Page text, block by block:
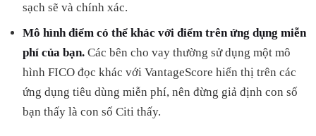
sạch sẽ và chính xác.
Mô hình điểm có thể khác với điểm trên ứng dụng miễn
phí của bạn. Các bên cho vay thường sử dụng một mô
hình FICO đọc khác với VantageScore hiển thị trên các
ứng dụng tiêu dùng miễn phí, nên đừng giả định con số
bạn thấy là con số Citi thấy.